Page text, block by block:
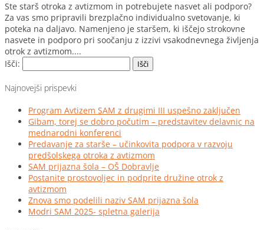
Ste starš otroka z avtizmom in potrebujete nasvet ali podporo?
Za vas smo pripravili brezplačno individualno svetovanje, ki
poteka na daljavo. Namenjeno je staršem, ki iščejo strokovne
nasvete in podporo pri soočanju z izzivi vsakodnevnega življenja
otrok z avtizmom....
Išči:
Najnovejši prispevki
Program Avtizem SAM z drugimi III uspešno zaključen
Gibam, torej se dobro počutim – predstavitev delavnic na
mednarodni konferenci
Predavanje za starše – učinkovita podpora v razvoju
predšolskega otroka z avtizmom
SAM prijazna šola – OŠ Dobravlje
Postanite prostovoljec in podprite družine otrok z
avtizmom
Znova smo podelili naziv SAM prijazna šola
Modri SAM 2025- spletna galerija